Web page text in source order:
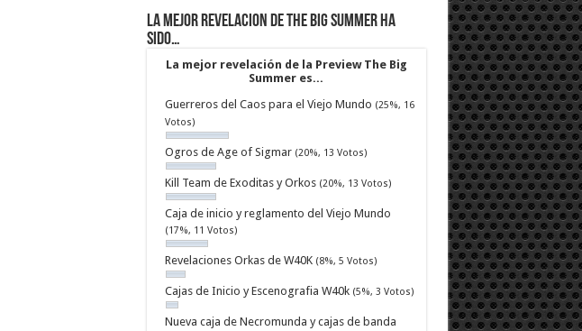
La mejor revelacion de The Big Summer ha
sido…
La mejor revelación de la Preview The Big
Summer es...
Guerreros del Caos para el Viejo Mundo (25%, 16
Votos)
Ogros de Age of Sigmar (20%, 13 Votos)
Kill Team de Exoditas y Orkos (20%, 13 Votos)
Caja de inicio y reglamento del Viejo Mundo
(17%, 11 Votos)
Revelaciones Orkas de W40K (8%, 5 Votos)
Cajas de Inicio y Escenografia W40k (5%, 3 Votos)
Nueva caja de Necromunda y cajas de banda